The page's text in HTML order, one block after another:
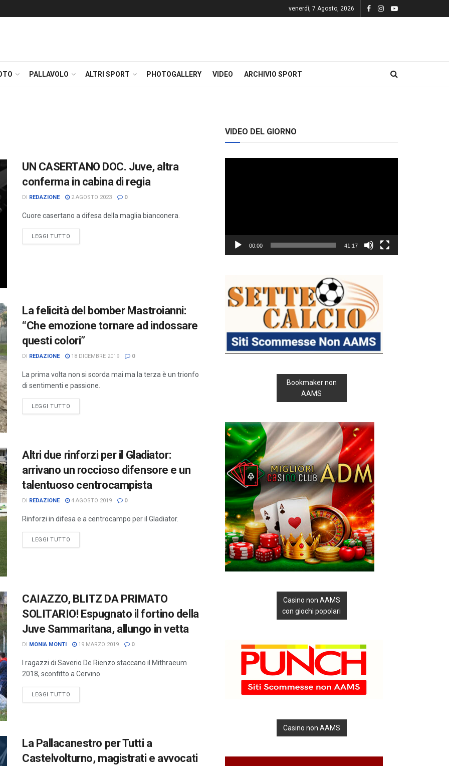
venerdì, 7 Agosto, 2026
PALLAVOLO ALTRI SPORT PHOTOGALLERY VIDEO ARCHIVIO SPORT
UN CASERTANO DOC. Juve, altra
conferma in cabina di regia
DI REDAZIONE 2 AGOSTO 2023 0
Cuore casertano a difesa della maglia bianconera.
LEGGI TUTTO
La felicità del bomber Mastroianni:
“Che emozione tornare ad indossare
questi colori”
DI REDAZIONE 18 DICEMBRE 2019 0
La prima volta non si scorda mai ma la terza è un trionfo
di sentimenti e passione.
LEGGI TUTTO
Altri due rinforzi per il Gladiator:
arrivano un roccioso difensore e un
talentuoso centrocampista
DI REDAZIONE 4 AGOSTO 2019 0
Rinforzi in difesa e a centrocampo per il Gladiator.
LEGGI TUTTO
CAIAZZO, BLITZ DA PRIMATO
SOLITARIO! Espugnato il fortino della
Juve Sammaritana, allungo in vetta
DI MONIA MONTI 19 MARZO 2019 0
I ragazzi di Saverio De Rienzo staccano il Mithraeum
2018, sconfitto a Cervino
LEGGI TUTTO
La Pallacanestro per Tutti a
Castelvolturno, magistrati e avvocati
VIDEO DEL GIORNO
00:00 41:17
Bookmaker non
AAMS
Casino non AAMS
con giochi popolari
Casino non AAMS